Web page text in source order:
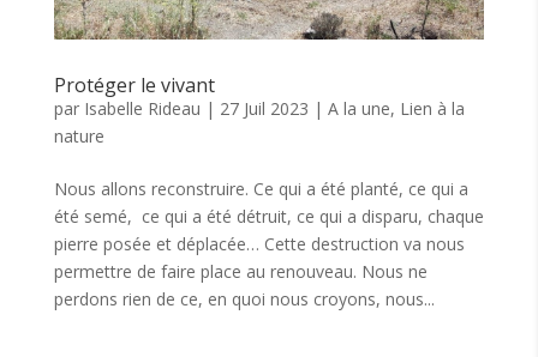
Protéger le vivant
par Isabelle Rideau | 27 Juil 2023 | A la une, Lien à la
nature
Nous allons reconstruire. Ce qui a été planté, ce qui a
été semé, ce qui a été détruit, ce qui a disparu, chaque
pierre posée et déplacée… Cette destruction va nous
permettre de faire place au renouveau. Nous ne
perdons rien de ce, en quoi nous croyons, nous...